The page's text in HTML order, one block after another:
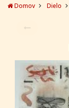
Domov Dielo